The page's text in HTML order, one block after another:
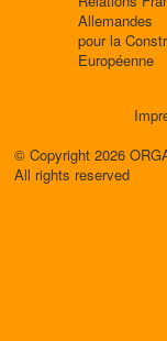
Allemandes
pour la
Européenne
© Copyright 2026
All rights reserved